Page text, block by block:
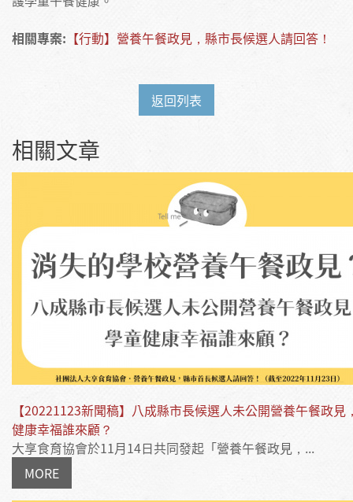
相關專案: 【行動】營養午餐政見，縣市長候選人請回答！
返回列表
相關文章
【20221123新聞稿】八成縣市長候選人未公開營養午餐政見
健康幸福誰來顧？
大享食育協會於11月14日共同發起「營養午餐政見，...
MORE